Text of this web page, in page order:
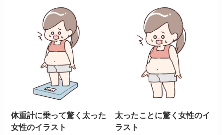
体重計に乗って驚く太った
女性のイラスト
太ったことに驚く女性のイ
ラスト